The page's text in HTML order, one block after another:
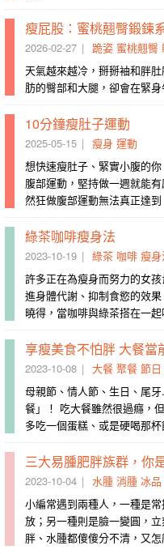
瘦屁股：蜜桃翹臀鍛鍊
2026-02-27 跪姿 蜜桃翹臀
天氣越來越冷，掰掰袖和胖
肪的臀部和大腿，卻會在緊
10分鐘瘦肚子運動
2025-05-15 瘦身 運動
想快速瘦肚子、緊實小腹的
腹部運動，堅持做一週就能
然狂做腹部運動無法真正達
綠茶咖啡瘦身法
2023-10-19 綠茶 咖啡 瘦
許多正在為瘦身而努力的女
進身體代謝、抑制食慾的效
曉得，當咖啡與綠茶搭在一
享瘦美食不怕胖 大餐當
2023-10-08 大餐 聚餐 節日
母親節、情人節、生日、尾
餐」！ 吃大餐雖然很過癮，
多吃一個蛋糕、或是硬喝那杯
三大易腫肥胖族群，你
2023-10-04 水腫 消腫 冰品
小編常遇到兩種人，一種是
放；另一種則是臉一變圓，
胖、水腫都傻傻分不清，又